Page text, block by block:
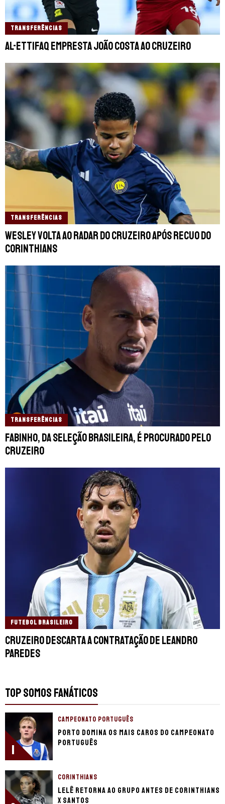
TRANSFERÊNCIAS
Al-Ettifaq empresta João Costa ao Cruzeiro
TRANSFERÊNCIAS
Wesley volta ao radar do Cruzeiro após recuo do
Corinthians
TRANSFERÊNCIAS
Fabinho, da Seleção Brasileira, é procurado pelo
Cruzeiro
FUTEBOL BRASILEIRO
Cruzeiro descarta a contratação de Leandro
Paredes
TOP SOMOS FANÁTICOS
1
CAMPEONATO PORTUGUÊS
Porto domina os mais caros do Campeonato
Português
CORINTHIANS
Lelê retorna ao grupo antes de Corinthians
x Santos